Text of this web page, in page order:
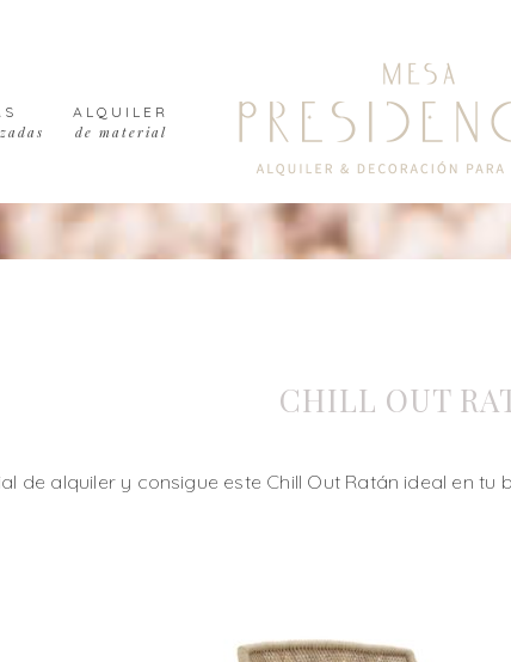
ALQUILER
de material
CHILL OUT
de alquiler y consigue este Chill Out Ratán ideal en